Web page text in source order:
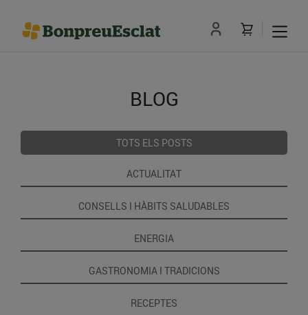
BLOG
TOTS ELS POSTS
ACTUALITAT
CONSELLS I HÀBITS SALUDABLES
ENERGIA
GASTRONOMIA I TRADICIONS
RECEPTES